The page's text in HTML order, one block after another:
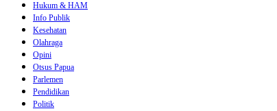
Hukum & HAM
Info Publik
Kesehatan
Olahraga
Opini
Otsus Papua
Parlemen
Pendidikan
Politik